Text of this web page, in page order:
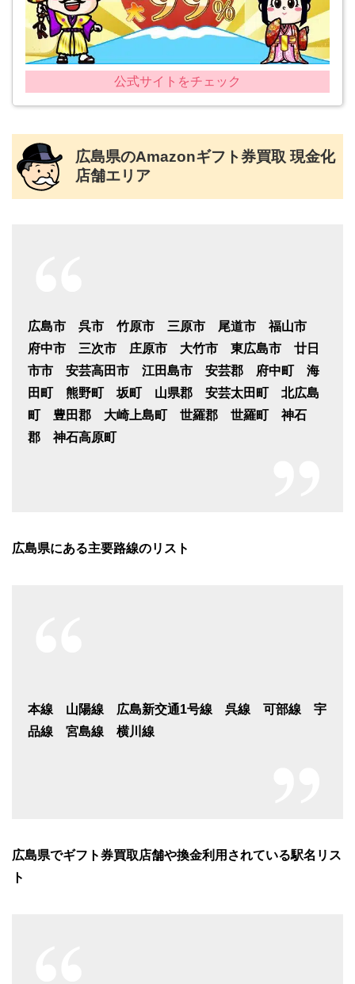
公式サイトをチェック
広島県のAmazonギフト券買取 現金化
店舗エリア
広島市 呉市 竹原市 三原市 尾道市 福山市
府中市 三次市 庄原市 大竹市 東広島市 廿日
市市 安芸高田市 江田島市 安芸郡 府中町 海
田町 熊野町 坂町 山県郡 安芸太田町 北広島
町 豊田郡 大崎上島町 世羅郡 世羅町 神石
郡 神石高原町
広島県にある主要路線のリスト
本線 山陽線 広島新交通1号線 呉線 可部線 宇
品線 宮島線 横川線
広島県でギフト券買取店舗や換金利用されている駅名リス
ト